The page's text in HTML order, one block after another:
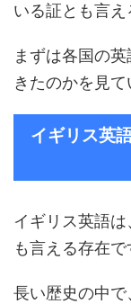
いる証とも言え
まずは各国の
きたのかを見て
イギリス英
イギリス英語
も言える存在で
長い歴史の中